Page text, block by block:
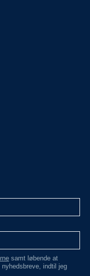
samt løbende at
indtil jeg